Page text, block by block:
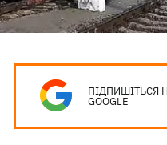
ПІДПИШІТЬСЯ
GOOGLE